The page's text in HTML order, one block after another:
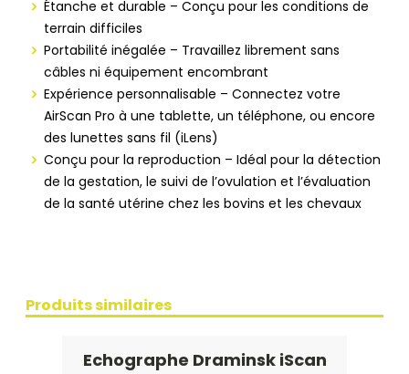
Étanche et durable – Conçu pour les conditions de
terrain difficiles
Portabilité inégalée – Travaillez librement sans
câbles ni équipement encombrant
Expérience personnalisable – Connectez votre
AirScan Pro à une tablette, un téléphone, ou encore
des lunettes sans fil (iLens)
Conçu pour la reproduction – Idéal pour la détection
de la gestation, le suivi de l’ovulation et l’évaluation
de la santé utérine chez les bovins et les chevaux
Produits similaires
Echographe Draminsk iScan